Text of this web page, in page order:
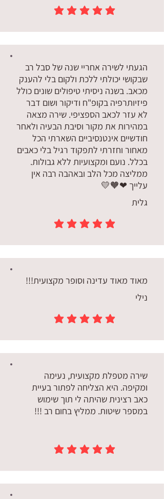
הדירוג הממוצא הוא 5 מתוך 5
הגעתי לשירה אחריי שנה של סבל רב
שבקושי יכולתי ללכת ולקום בלי להענק
מכאב. בשנה ניסיתי טיפולים שונים כולל
פיזיותרפיה בקופ"ח ודיקור ושום דבר
לא עזר לכאב הספציפי. שירה מצאה
במהירות את מקור וסיבת הבעיה ולאחר
חודשיים אינטנסיביים השארתי הכל
מאחור וחזרתי לתפקוד רגיל בלי כאבים
בכלל. נועם ומקצועיות ללא גבולות.
ממליצה מכל הלב ובאהבה רבה אין
עלייך ❤🧡💛
גלית
הדירוג הממוצא הוא 5 מתוך 5
מאוד מאוד עדינה וסופר מקצועית!!!
נילי
הדירוג הממוצא הוא 5 מתוך 5
שירה מטפלת מקצועית, נעימה
ומקיפה. היא הצליחה לפתור בעיית
כאב רצינית שהיתה לי תוך שימוש
במספר שיטות. ממליץ בחום רב !!!
הדירוג הממוצא הוא 5 מתוך 5